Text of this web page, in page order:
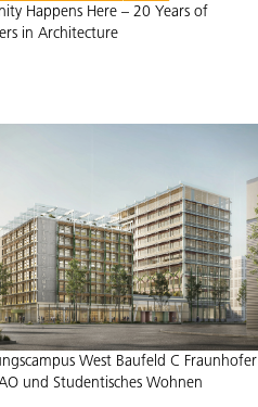
Happens Here – 20 Years of
in Architecture
West Baufeld C Fraunhofer
und Studentisches Wohnen